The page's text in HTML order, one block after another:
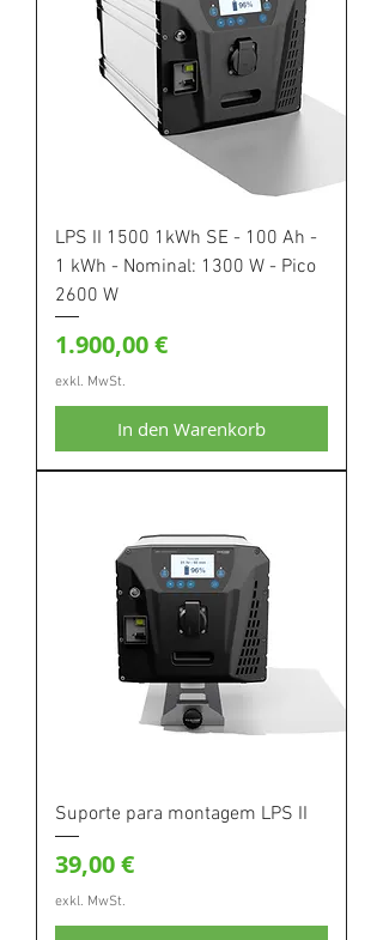
LPS II 1500 1kWh SE - 100 Ah -
1 kWh - Nominal: 1300 W - Pico
2600 W
Preis
1.900,00 €
exkl. MwSt.
In den Warenkorb
Suporte para montagem LPS II
Preis
39,00 €
exkl. MwSt.